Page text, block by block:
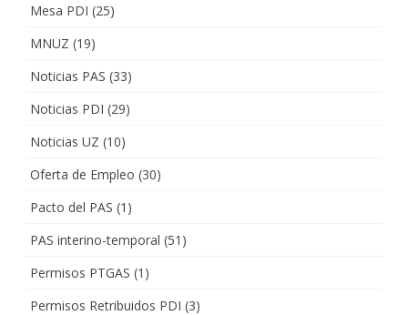
Mesa PDI (25)
MNUZ (19)
Noticias PAS (33)
Noticias PDI (29)
Noticias UZ (10)
Oferta de Empleo (30)
Pacto del PAS (1)
PAS interino-temporal (51)
Permisos PTGAS (1)
Permisos Retribuidos PDI (3)